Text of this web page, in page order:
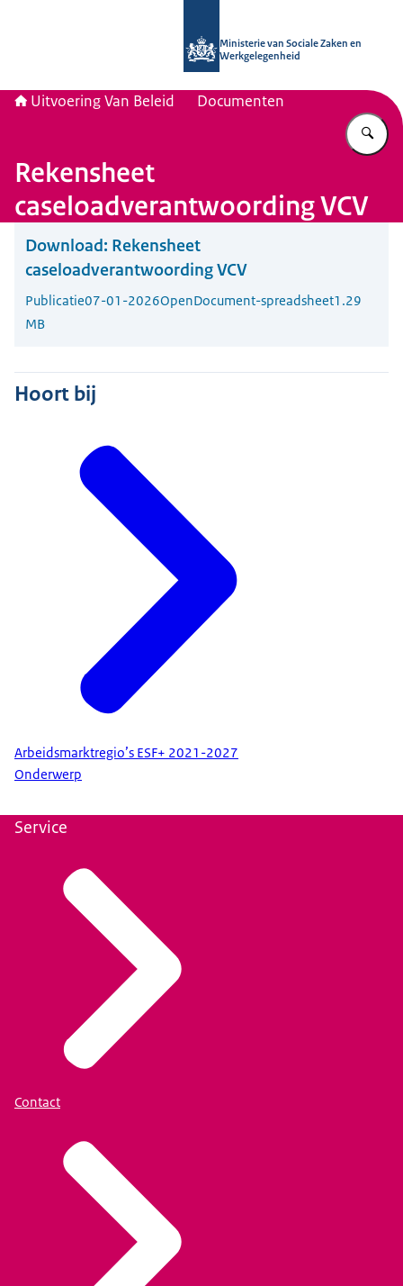
Ministerie van Sociale Zaken en
Werkgelegenheid
Uitvoering Van Beleid Documenten
Rekensheet
caseloadverantwoording VCV
Download: Rekensheet
caseloadverantwoording VCV
Publicatie07-01-2026OpenDocument-spreadsheet1.29
MB
Hoort bij
Arbeidsmarktregio’s ESF+ 2021-2027
Onderwerp
Service
Contact